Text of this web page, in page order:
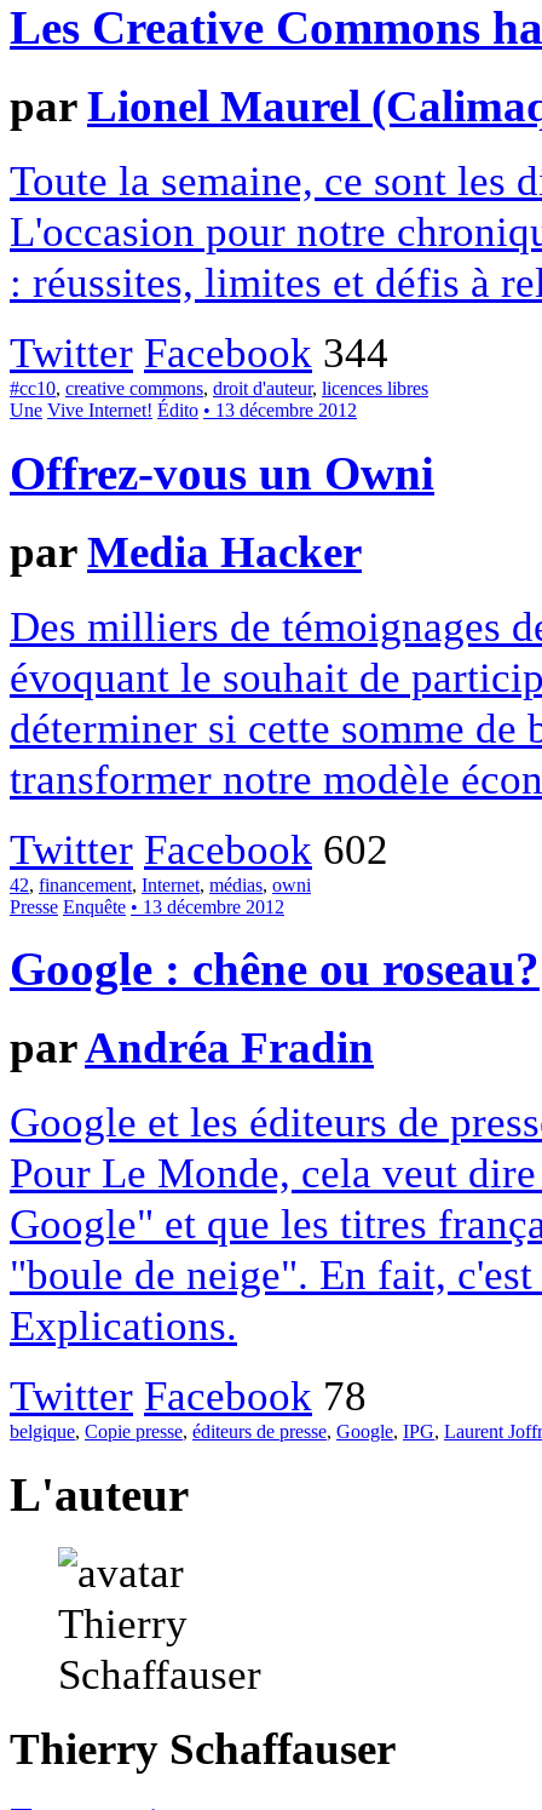
Les Creative Commons
parLionel Maurel
Toute la semaine, ce sont les
L'occasion pour notre
: réussites, limites et défis à
Twitter Facebook 344
#cc10, creative commons, droit d'auteur, licences libres
Une Vive Internet! Édito • 13 décembre 2012
Offrez-vous un Owni
parMedia Hacker
Des milliers de témoignages
évoquant le souhait de
déterminer si cette somme
transformer notre modèle
Twitter Facebook 602
42, financement, Internet, médias, owni
Presse Enquête • 13 décembre 2012
Google : chêne ou roseau?
parAndréa Fradin
Google et les éditeurs de
Pour Le Monde, cela veut
Google" et que les titres
"boule de neige". En fait,
Explications.
Twitter Facebook 78
belgique, Copie presse, éditeurs de presse, Google, IPG, Laurent
L'auteur
Thierry Schaffauser